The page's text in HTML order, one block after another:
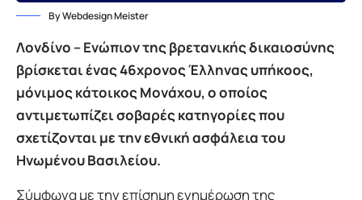
By Webdesign Meister
Λονδίνο – Ενώπιον της βρετανικής δικαιοσύνης
βρίσκεται ένας 46χρονος Έλληνας υπήκοος,
μόνιμος κάτοικος Μονάχου, ο οποίος
αντιμετωπίζει σοβαρές κατηγορίες που
σχετίζονται με την εθνική ασφάλεια του
Ηνωμένου Βασιλείου.
Σύμφωνα με την επίσημη ενημέρωση της